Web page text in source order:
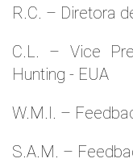
R.C. – Diretora
C.L. – Vice
Hunting - EUA
W.M.l. –
S.A.M. –